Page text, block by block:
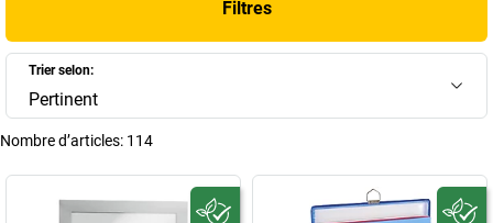
solutions d'affichage répondent aux exigences de votre entreprise.
+Afficher plus
Filtres
Trier selon:
Pertinent
Nombre d’articles: 114